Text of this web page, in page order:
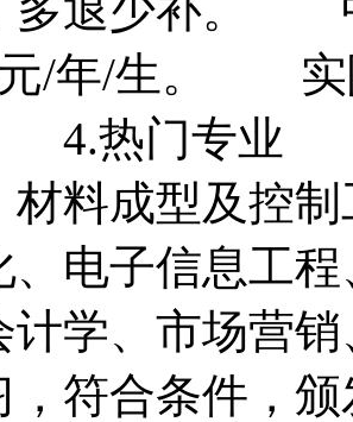
元/年/生。 实
热门专业
材料成型及控
、电子信息工
计学、市场
，符合条件，